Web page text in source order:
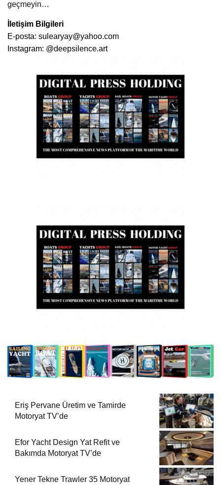
geçmeyin…
İletişim Bilgileri
E-posta: sulearyay@yahoo.com
Instagram: @deepsilence.art
Eriş Pervane Üretim ve Tamirde
Motoryat TV’de
Efor Yacht Design Yat Refit ve
Bakımda Motoryat TV’de
Yener Tekne Trawler 35 Motoryat